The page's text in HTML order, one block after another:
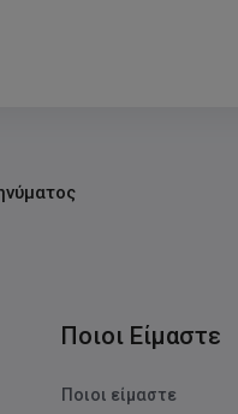
Ποιοι Είμαστε
Ποιοι είμαστε